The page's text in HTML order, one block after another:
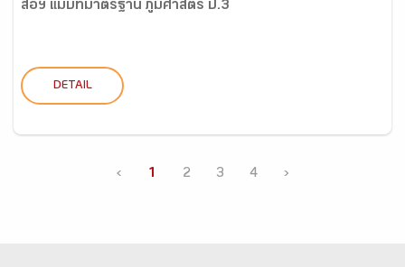
สื่อฯ แม่บทมาตรฐาน ภูมิศาสตร์ ป.3
DETAIL
‹ 1 2 3 4 ›